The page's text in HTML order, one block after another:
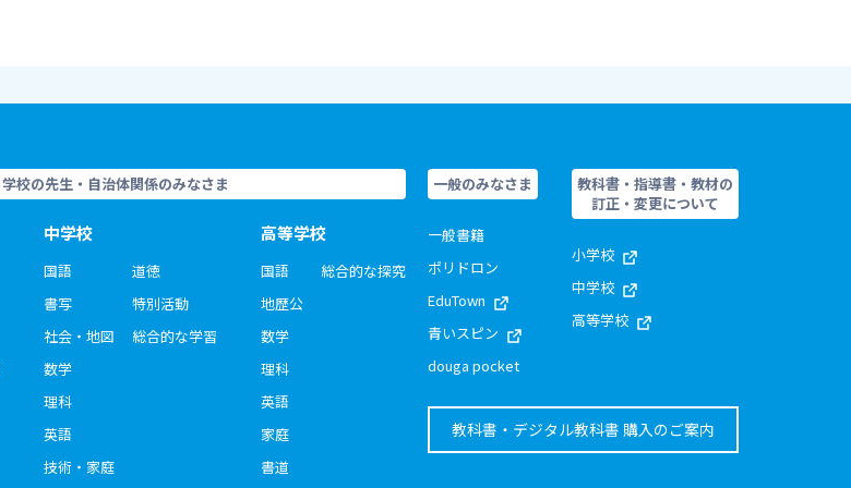
学校の先生・自治体関係のみなさま
中学校
国語
書写
社会・地図
数学
理科
英語
技術・家庭
道徳
特別活動
総合的な学習
高等学校
国語
地歴公
数学
理科
英語
家庭
書道
総合的な探究
一般のみなさま
一般書籍
ポリドロン
EduTown
青いスピン
douga pocket
教科書・指導書・教材の
訂正・変更について
小学校
中学校
高等学校
教科書・デジタル教科書 購入のご案内